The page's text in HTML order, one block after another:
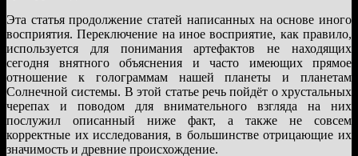
Эта статья продолжение статей написанных на основе иного
восприятия. Переключение на иное восприятие, как правило,
используется для понимания артефактов не находящих
сегодня внятного объяснения и часто имеющих прямое
отношение к голограммам нашей планеты и планетам
Солнечной системы. В этой статье речь пойдёт о хрустальных
черепах и поводом для внимательного взгляда на них
послужил описанный ниже факт, а также не совсем
корректные их исследования, в большинстве отрицающие их
значимость и древние происхождение.